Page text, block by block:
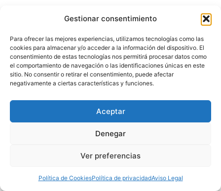
Gestionar consentimiento
Para ofrecer las mejores experiencias, utilizamos tecnologías como las
cookies para almacenar y/o acceder a la información del dispositivo. El
consentimiento de estas tecnologías nos permitirá procesar datos como
el comportamiento de navegación o las identificaciones únicas en este
sitio. No consentir o retirar el consentimiento, puede afectar
negativamente a ciertas características y funciones.
Aceptar
Denegar
Ver preferencias
Política de CookiesPolítica de privacidadAviso Legal
Todos los derechos © 2012 - 2026 | El factor humano de la